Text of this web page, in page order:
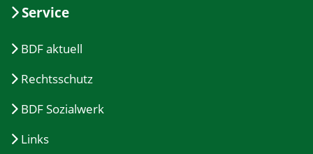
Service
BDF aktuell
Rechtsschutz
BDF Sozialwerk
Links